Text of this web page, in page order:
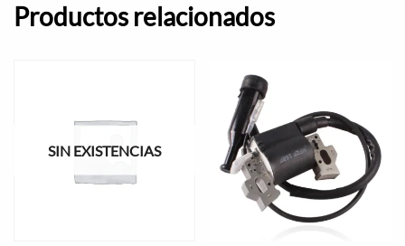
Productos relacionados
SIN EXISTENCIAS